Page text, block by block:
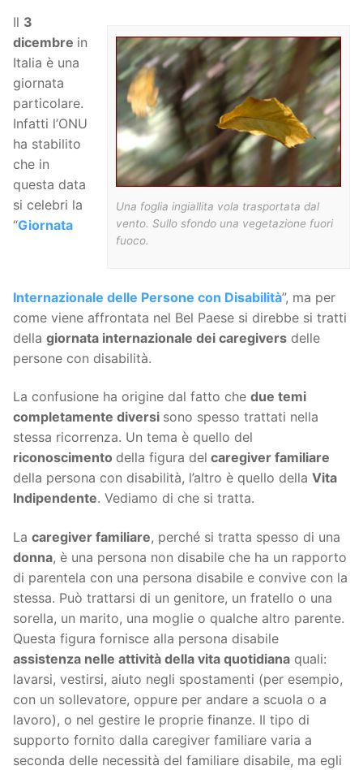
Una foglia ingiallita vola trasportata dal
vento. Sullo sfondo una vegetazione fuori
fuoco.
Il 3
dicembre in
Italia è una
giornata
particolare.
Infatti l’ONU
ha stabilito
che in
questa data
si celebri la
“Giornata
Internazionale delle Persone con Disabilità”, ma per
come viene affrontata nel Bel Paese si direbbe si tratti
della giornata internazionale dei caregivers delle
persone con disabilità.
La confusione ha origine dal fatto che due temi
completamente diversi sono spesso trattati nella
stessa ricorrenza. Un tema è quello del
riconoscimento della figura del caregiver familiare
della persona con disabilità, l’altro è quello della Vita
Indipendente. Vediamo di che si tratta.
La caregiver familiare, perché si tratta spesso di una
donna, è una persona non disabile che ha un rapporto
di parentela con una persona disabile e convive con la
stessa. Può trattarsi di un genitore, un fratello o una
sorella, un marito, una moglie o qualche altro parente.
Questa figura fornisce alla persona disabile
assistenza nelle attività della vita quotidiana quali:
lavarsi, vestirsi, aiuto negli spostamenti (per esempio,
con un sollevatore, oppure per andare a scuola o a
lavoro), o nel gestire le proprie finanze. Il tipo di
supporto fornito dalla caregiver familiare varia a
seconda delle necessità del familiare disabile, ma egli